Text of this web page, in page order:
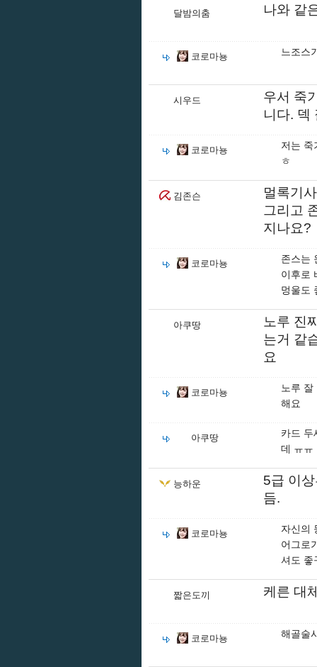
달밤의춤 나와 같
코로마뇽 느조스
시우드
우서 죽
니다. 덱
코로마뇽
저는 죽
ㅎ
김존슨
멀록기
그리고
지나요?
코로마뇽
존스는
이후로
멍울도
아쿠땅
노루 진
는거 같
요
코로마뇽
노루
해요
아쿠땅
카드 두
데 ㅠㅠ
능하운
5급 이
듬.
코로마뇽
자신의
어그로
셔도 좋
짧은도끼 케른 대
코로마뇽 해골술